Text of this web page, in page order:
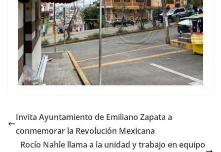
Invita Ayuntamiento de Emiliano Zapata a
conmemorar la Revolución Mexicana
Rocío Nahle llama a la unidad y trabajo en equipo